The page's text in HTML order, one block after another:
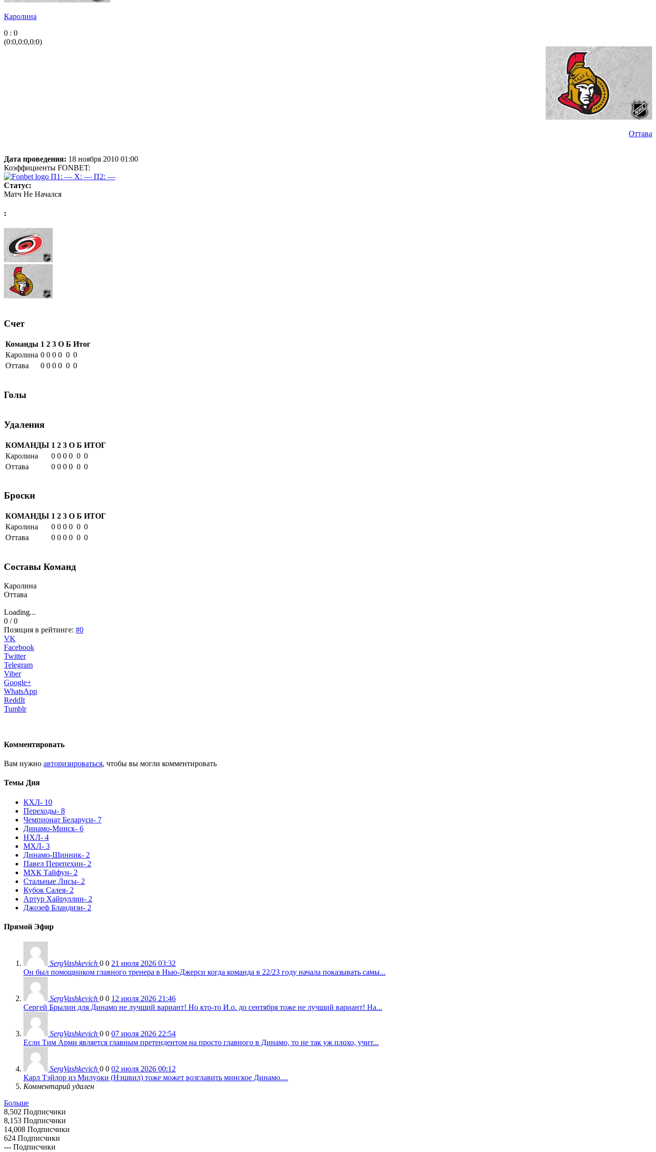
Каролина
0 : 0
(0:0,0:0,0:0)
Оттава
Дата проведения: 18 ноября 2010 01:00
Коэффициенты FONBET:
П1: — X: — П2: —
Статус:
Матч Не Начался
:
Счет
Команды 1 2 3 О Б Итог
Каролина 0 0 0 0 0 0
Оттава
0 0 0 0 0 0
Голы
Удаления
КОМАНДЫ 1 2 3 О Б ИТОГ
Каролина
0 0 0 0 0 0
Оттава
0 0 0 0 0 0
Броски
КОМАНДЫ 1 2 3 О Б ИТОГ
Каролина
0 0 0 0 0 0
Оттава
0 0 0 0 0 0
Составы Команд
Каролина
Оттава
Loading...
0 / 0
Позиция в рейтинге: #0
VK
Facebook
Twitter
Telegram
Viber
Google+
WhatsApp
ReddIt
Tumblr
Комментировать
Вам нужно авторизироваться, чтобы вы могли комментировать
Темы Дня
КХЛ- 10
Переходы- 8
Чемпионат Беларуси- 7
Динамо-Минск- 6
НХЛ- 4
МХЛ- 3
Динамо-Шинник- 2
Павел Перепехин- 2
МХК Тайфун- 2
Стальные Лисы- 2
Кубок Салея- 2
Артур Хайруллин- 2
Джозеф Бландизи- 2
Прямой Эфир
SergVashkevich 0 0 21 июля 2026 03:32
Он был помощником главного тренера в Нью-Джерси когда команда в 22/23 году начала показывать самы...
SergVashkevich 0 0 12 июля 2026 21:46
Сергей Брылин для Динамо не лучший вариант! Но кто-то И.о. до сентября тоже не лучший вариант! На...
SergVashkevich 0 0 07 июля 2026 22:54
Если Тим Арми является главным претендентом на просто главного в Динамо, то не так уж плохо, учит...
SergVashkevich 0 0 02 июля 2026 00:12
Карл Тэйлор из Милуоки (Нэшвил) тоже может возглавить минское Динамо....
Комментарий удален
Больше
8,502 Подписчики
8,153 Подписчики
14,008 Подписчики
624 Подписчики
--- Подписчики